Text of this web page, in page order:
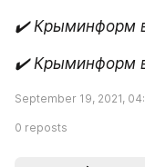
✔️ Крыминформ
✔️ Крыминформ
September 19, 2021,
0 reposts